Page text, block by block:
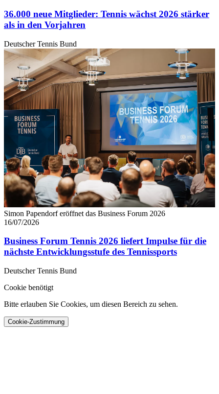
36.000 neue Mitglieder: Tennis wächst 2026 stärker
als in den Vorjahren
Deutscher Tennis Bund
Simon Papendorf eröffnet das Business Forum 2026
16/07/2026
Business Forum Tennis 2026 liefert Impulse für die
nächste Entwicklungsstufe des Tennissports
Deutscher Tennis Bund
Cookie benötigt
Bitte erlauben Sie Cookies, um diesen Bereich zu sehen.
Cookie-Zustimmung